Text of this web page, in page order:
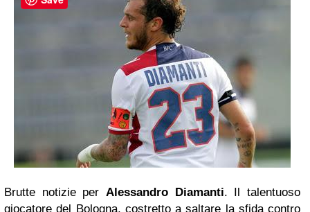
Brutte notizie per Alessandro Diamanti. Il talentuoso
giocatore del Bologna, costretto a saltare la sfida contro